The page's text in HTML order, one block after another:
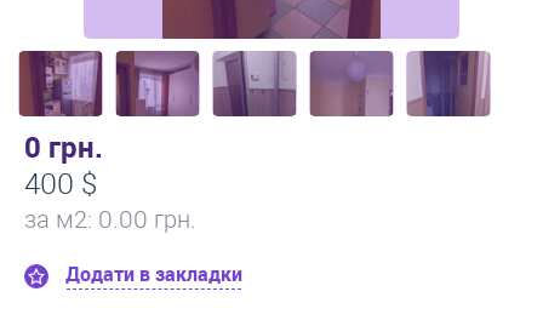
0 грн.
400 $
за м2: 0.00 грн.
Додати в закладки